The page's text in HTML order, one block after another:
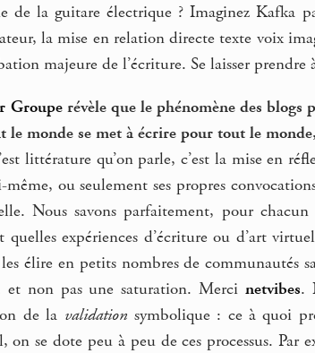
de la guitare électrique ? Imaginez
la mise en relation directe texte voix
majeure de l’écriture. Se laisser
Grouperévèle que le phénomène des blogs
le monde se met à écrire pour tout le
littérature qu’on parle, c’est la mise en
ou seulement ses propres
Nous savons parfaitement, pour
expériences d’écriture ou d’art
élire en petits nombres de communautés
et non pas une saturation. Merci netvibes.
de la validation symbolique : ce à quoi
on se dote peu à peu de ces processus.